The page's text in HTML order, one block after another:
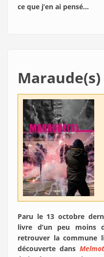
ce que j’en ai pensé…
Maraude(s)
Paru le 13 octobre
livre d’un peu moins
retrouver la commune
découverte dans